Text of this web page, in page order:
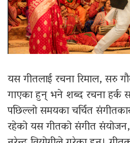
यस गीतलाई रचना रिमाल, सरु
गाएका हुन् भने शब्द रचना हर्क
पछिल्लो समयका चर्चित
रहेको यस गीतको संगीत